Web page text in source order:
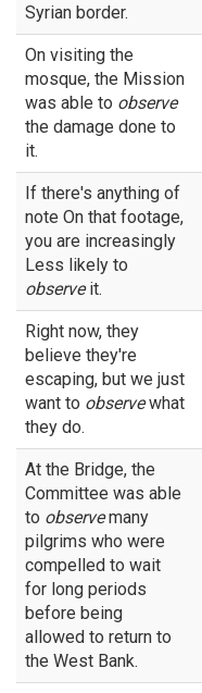
Syrian border.
On visiting the
mosque, the Mission
was able to observe
the damage done to
it.
If there's anything of
note On that footage,
you are increasingly
Less likely to
observeit.
Right now, they
believe they're
escaping, but we just
want to observewhat
they do.
At the Bridge, the
Committee was able
to observemany
pilgrims who were
compelled to wait
for long periods
before being
allowed to return to
the West Bank.